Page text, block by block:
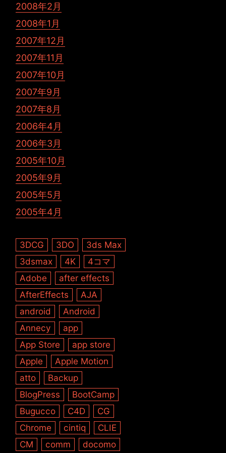
2008年2月
2008年1月
2007年12月
2007年11月
2007年10月
2007年9月
2007年8月
2006年4月
2006年3月
2005年10月
2005年9月
2005年5月
2005年4月
3DCG 3DO
3ds Max
3dsmax
4K
4コマ
Adobe
after effects
AfterEffects
AJA
android
Android
Annecy
app
App Store
app store
Apple
Apple Motion
atto
Backup
BlogPress
BootCamp
Bugucco
C4D
CG
Chrome
cintiq
CLIE
CM
comm
docomo